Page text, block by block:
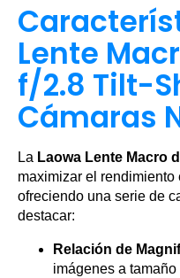
Lente
f/2.8 Tilt-
Cámaras
La Laowa Lente Macro
maximizar el rendimiento
ofreciendo una serie de
destacar:
Relación de
imágenes a